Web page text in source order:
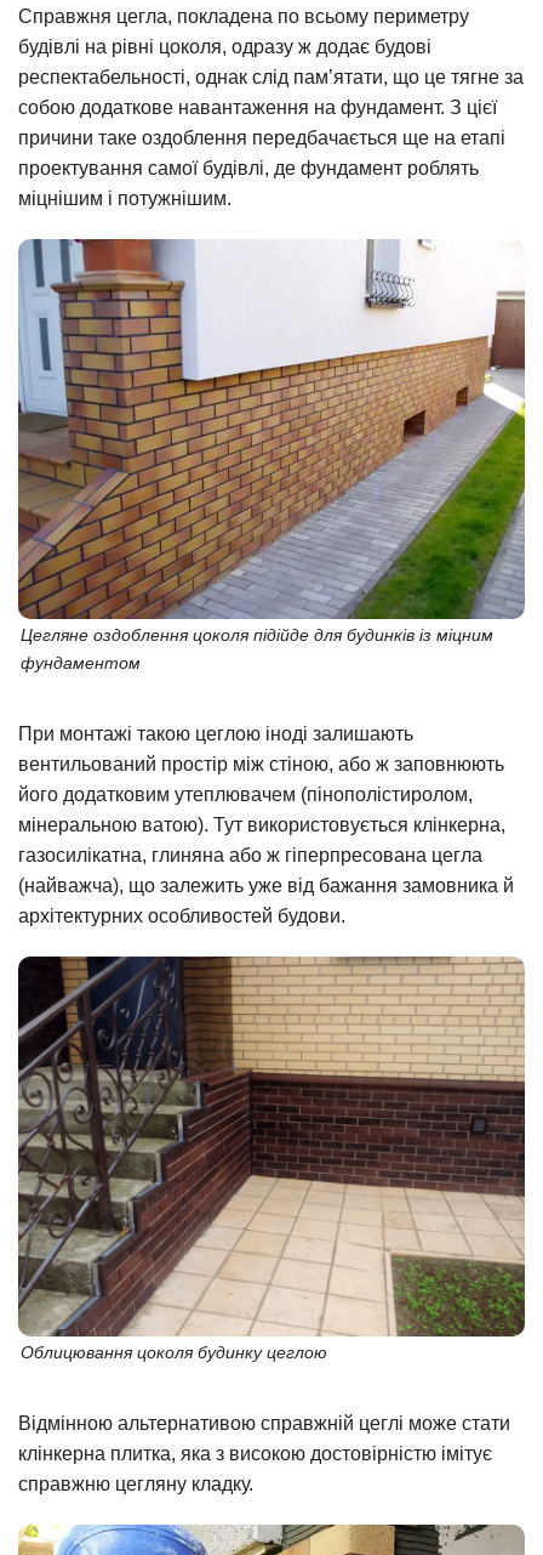
Справжня цегла, покладена по всьому периметру
будівлі на рівні цоколя, одразу ж додає будові
респектабельності, однак слід пам’ятати, що це тягне за
собою додаткове навантаження на фундамент. З цієї
причини таке оздоблення передбачається ще на етапі
проектування самої будівлі, де фундамент роблять
міцнішим і потужнішим.
Цегляне оздоблення цоколя підійде для будинків із міцним
фундаментом
При монтажі такою цеглою іноді залишають
вентильований простір між стіною, або ж заповнюють
його додатковим утеплювачем (пінополістиролом,
мінеральною ватою). Тут використовується клінкерна,
газосилікатна, глиняна або ж гіперпресована цегла
(найважча), що залежить уже від бажання замовника й
архітектурних особливостей будови.
Облицювання цоколя будинку цеглою
Відмінною альтернативою справжній цеглі може стати
клінкерна плитка, яка з високою достовірністю імітує
справжню цегляну кладку.